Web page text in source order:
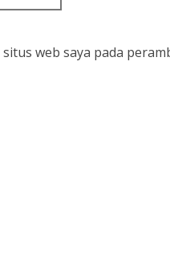
situs web saya pada